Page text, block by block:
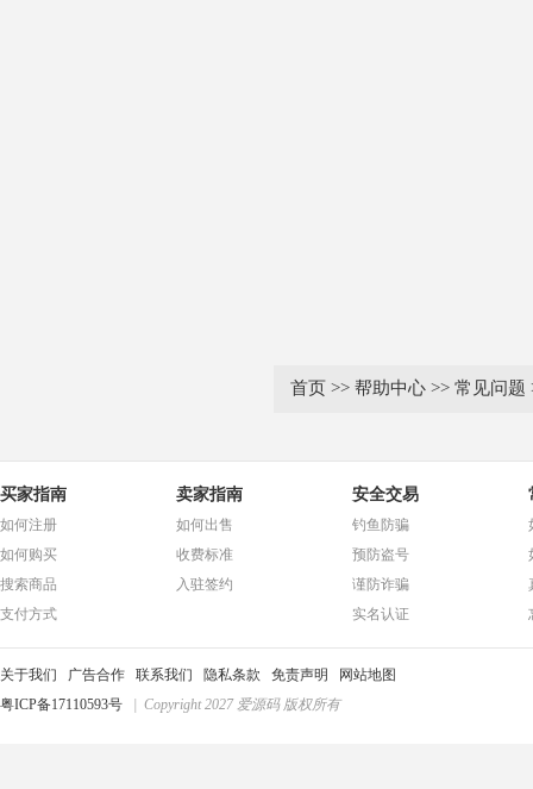
首页 >> 帮助中心 >> 常见问题
买家指南
如何注册
如何购买
搜索商品
支付方式
卖家指南
如何出售
收费标准
入驻签约
安全交易
钓鱼防骗
预防盗号
谨防诈骗
实名认证
关于我们 广告合作 联系我们 隐私条款 免责声明
网站地图
粤ICP备17110593号
| Copyright 2027 爱源码 版权所有